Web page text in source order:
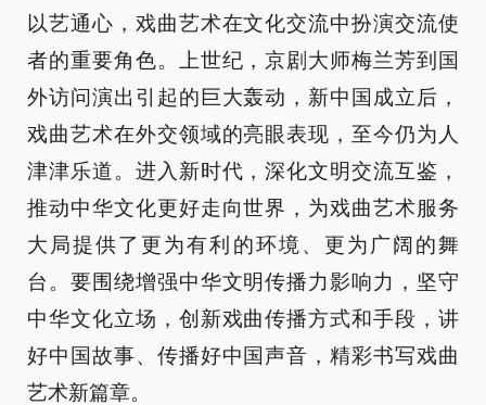
以艺通心，戏曲艺术在文化交流中扮演交流使
者的重要角色。上世纪，京剧大师梅兰芳到国
外访问演出引起的巨大轰动，新中国成立后，
戏曲艺术在外交领域的亮眼表现，至今仍为人
津津乐道。进入新时代，深化文明交流互鉴，
推动中华文化更好走向世界，为戏曲艺术服务
大局提供了更为有利的环境、更为广阔的舞
台。要围绕增强中华文明传播力影响力，坚守
中华文化立场，创新戏曲传播方式和手段，讲
好中国故事、传播好中国声音，精彩书写戏曲
艺术新篇章。